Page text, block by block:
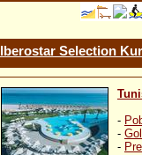
Iberostar Selection
-
-
-